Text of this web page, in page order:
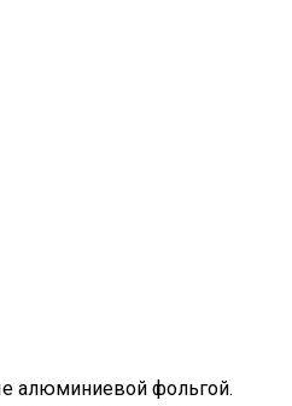
алюминиевой фольгой.